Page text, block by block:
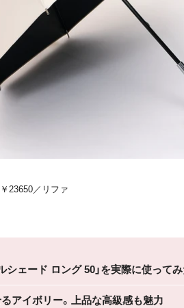
￥23650／リファ
シェード ロング 50」を実際に使って
アイボリー。上品な高級感も魅力